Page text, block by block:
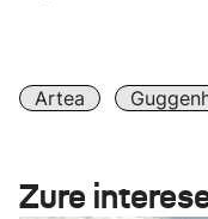
Artea
Zure